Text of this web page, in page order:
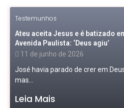
Testemunhos
Ateu aceita Jesus e é batizado
Avenida Paulista: ‘Deus agiu’
11 de junho de 2026
José havia parado de crer em
mas...
Leia Mais